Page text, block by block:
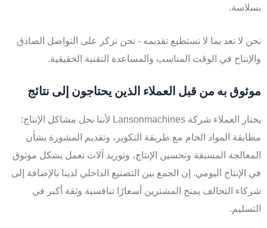
بسلاسة.
نحن لا نعد بما لا نستطيع تقديمه - نحن نركز على التواصل الصادق
والإنتاج في الوقت المناسب والمساعدة التقنية الحقيقية.
موثوق به من قبل العملاء الذين يحتاجون إلى نتائج
يختار العملاء شركة Lansonmachines لأننا نحل مشاكل الإنتاج:
مطابقة المواد الخام مع طريقة التكوير، وتقديم المشورة بشأن
المعالجة المسبقة وتحسين الإنتاج، وتوريد آلات تعمل بشكل موثوق
في الإنتاج اليومي. إن الجمع بين التصنيع الداخلي لدينا بالإضافة إلى
شركاء التحالف يمنح المشترين أسعارًا تنافسية وثقة أكبر في
التسليم.